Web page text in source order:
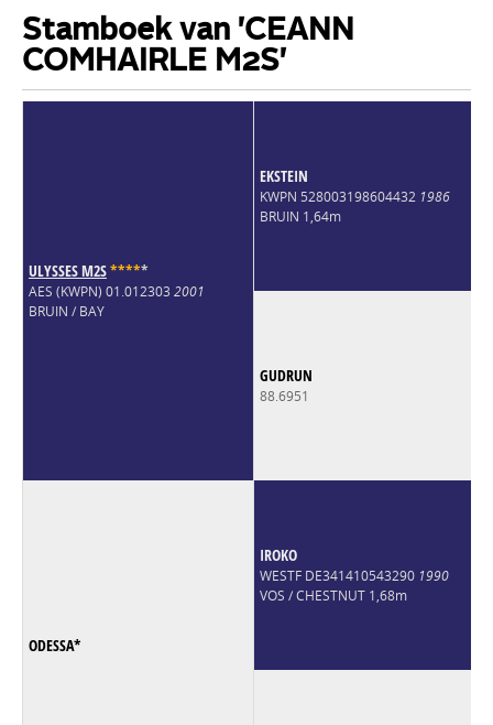
Stamboek van 'CEANN
COMHAIRLE M2S'
ULYSSES M2S*****
AES (KWPN) 01.012303 2001
BRUIN / BAY
EKSTEIN
KWPN 528003198604432 1986
BRUIN 1,64m
GUDRUN
88.6951
ODESSA*
IROKO
WESTF DE341410543290 1990
VOS / CHESTNUT 1,68m